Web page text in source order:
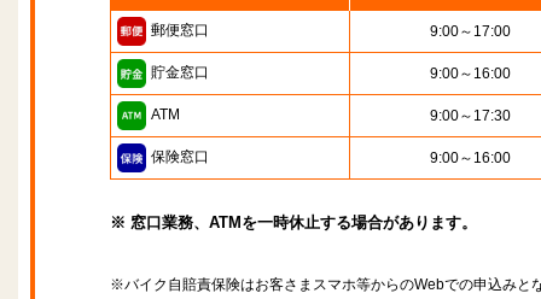
郵便窓口 9:00～17:00
貯金窓口 9:00～16:00
ATM 9:00～17:30
保険窓口 9:00～16:00
※ 窓口業務、ATMを一時休止する場合があります。
※バイク自賠責保険はお客さまスマホ等からのWebでの申込みと